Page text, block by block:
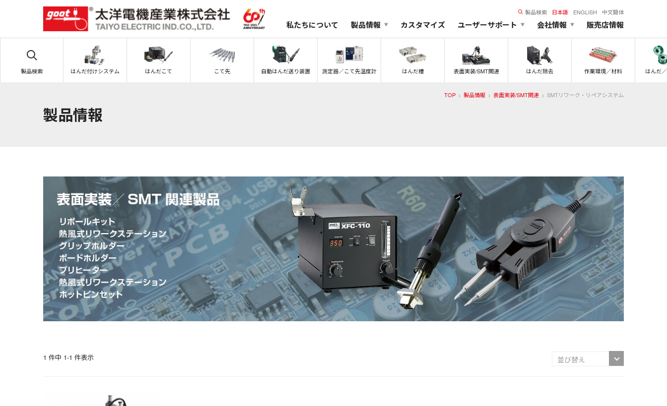
製品検索 日本語 ENGLISH 中文簡体
私たちについて 製品情報 カスタマイズ ユーザーサポート 会社情報 販売店情報
製品検索 はんだ付けシステム はんだこて こて先 自動はんだ送り装置 測定器／こて先温度計 はんだ槽 表面実装/SMT関連 はんだ除去 作業環境／材料 はんだ
製品情報
TOP 製品情報 表面実装/SMT関連 SMTリワーク・リペアシステム
1 件中 1-1 件表示